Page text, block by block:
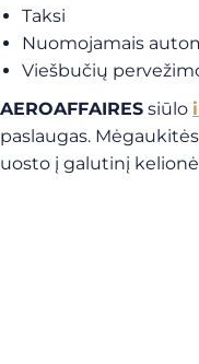
Taksi
Nuomojamais
Viešbučių
AEROAFFAIRES siūlo
paslaugas.
uosto į galutinį